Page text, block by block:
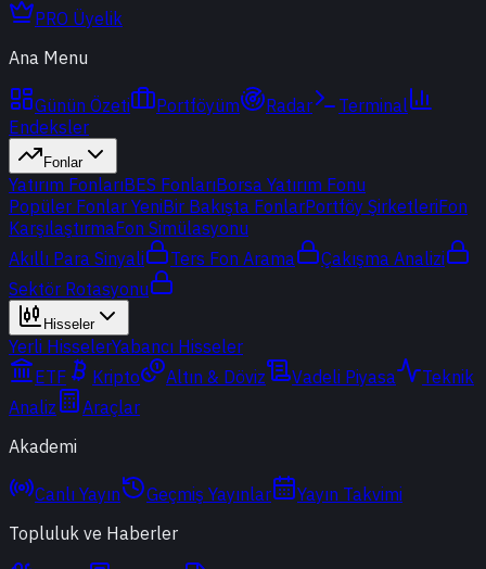
PRO Üyelik
Ana Menu
Günün Özeti Portföyüm Radar
Terminal
Endeksler
Fonlar
Yatırım FonlarıBES FonlarıBorsa Yatırım Fonu
Popüler Fonlar YeniBir Bakışta FonlarPortföy ŞirketleriFon
KarşılaştırmaFon Simülasyonu
Akıllı Para Sinyali
Ters Fon Arama
Çakışma Analizi
Sektör Rotasyonu
Hisseler
Yerli HisselerYabancı Hisseler
ETF
Kripto Altın & Döviz Vadeli Piyasa
Teknik
Analiz
Araçlar
Akademi
Canlı Yayın Geçmiş Yayınlar
Yayın Takvimi
Topluluk ve Haberler